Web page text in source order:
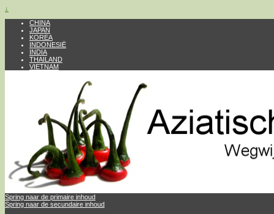
↓
CHINA
JAPAN
KOREA
INDONESIË
INDIA
THAILAND
VIETNAM
Spring naar de primaire inhoud
Spring naar de secundaire inhoud